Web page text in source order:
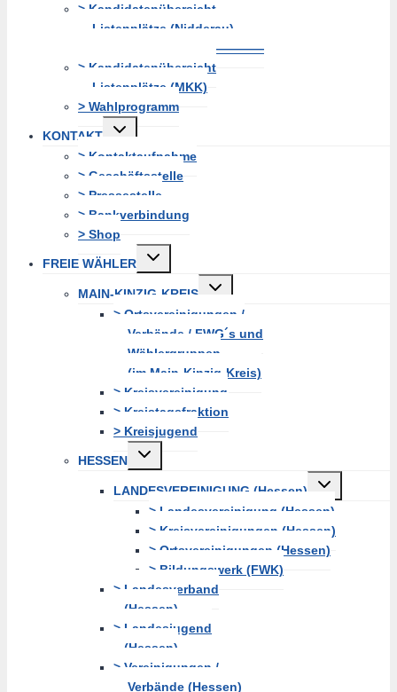
> Kandidatenübersicht
Listenplätze (Nidderau)
———————————————
> Kandidatenübersicht
Listenplätze (MKK)
> Wahlprogramm
KONTAKT
Untermenü
erweitern
> Kontaktaufnahme
> Geschäftsstelle
> Pressestelle
> Bankverbindung
> Shop
FREIE WÄHLER
Untermenü
erweitern
MAIN-KINZIG-KREIS
Untermenü
erweitern
> Ortsvereinigungen /
Verbände / FWG´s und
Wählergruppen
(im Main-Kinzig-Kreis)
> Kreisvereinigung
> Kreistagsfraktion
> Kreisjugend
HESSEN
Untermenü
erweitern
LANDESVEREINIGUNG (Hessen)
Untermenü
erweitern
> Landesvereinigung (Hessen)
> Kreisvereinigungen (Hessen)
> Ortsvereinigungen (Hessen)
> Bildungswerk (FWK)
> Landesverband
(Hessen)
> Landesjugend
(Hessen)
> Vereinigungen /
Verbände (Hessen)